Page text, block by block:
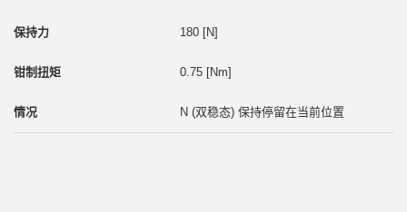
180 [N]
0.75 [Nm]
N (双稳态) 保持停留在当前位置